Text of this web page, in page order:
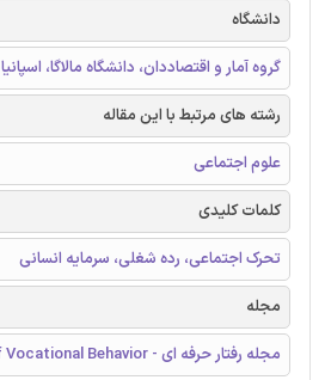
دانشگاه
گروه آمار و اقتصاددان، دانشگاه مالاگا، اسپانیا
رشته های مرتبط با این مقاله
علوم اجتماعی
کلمات کلیدی
تحرک اجتماعی، رده شغلی، سرمایه انسانی
مجله
مجله رفتار حرفه ای - Journal of Vocational Behavior